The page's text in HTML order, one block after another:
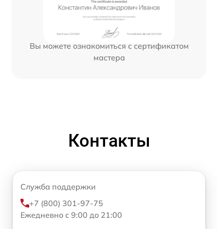
Вы можете ознакомиться с сертификатом
мастера
Контакты
Служба поддержки
+7 (800) 301-97-75
Ежедневно с 9:00 до 21:00